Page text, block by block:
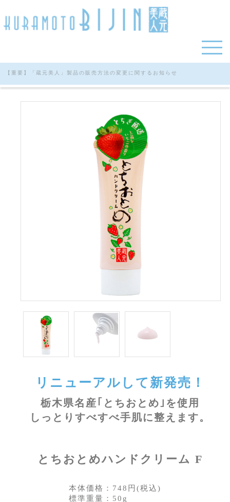
【重要】「蔵元美人」製品の販売方法の変更に関するお知らせ
リニューアルして新発売！
栃木県名産｢とちおとめ｣を使用
しっとりすべすべ手肌に整えます。
とちおとめハンドクリーム F
本体価格：748円(税込)
標準重量：50g